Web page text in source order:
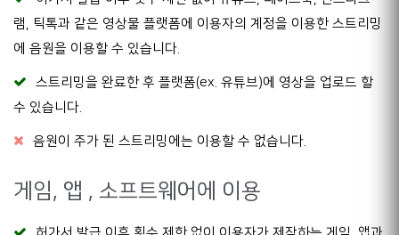
램, 틱톡과 같은 영상물 플랫폼에 이용자의 계정을 이용한 스트리밍
에 음원을 이용할 수 있습니다.
스트리밍을 완료한 후 플랫폼(ex. 유튜브)에 영상을 업로드 할
수 있습니다.
음원이 주가 된 스트리밍에는 이용할 수 없습니다.
게임, 앱 , 소프트웨어에 이용